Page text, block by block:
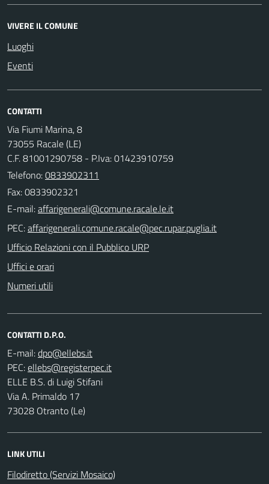
VIVERE IL COMUNE
Luoghi
Eventi
CONTATTI
Via Fiumi Marina, 8
73055 Racale (LE)
C.F. 81001290758 - P.Iva: 01423910759
Telefono:0833902311
Fax: 0833902321
E-mail:
PEC:
Ufficio Relazioni con il Pubblico URP
Uffici e orari
Numeri utili
CONTATTI D.P.O.
E-mail:
PEC:
ELLE B.S. di Luigi Stifani
Via A. Primaldo 17
73028 Otranto (Le)
LINK UTILI
Filodiretto (Servizi Mosaico)